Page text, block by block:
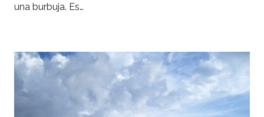
una burbuja. Es…